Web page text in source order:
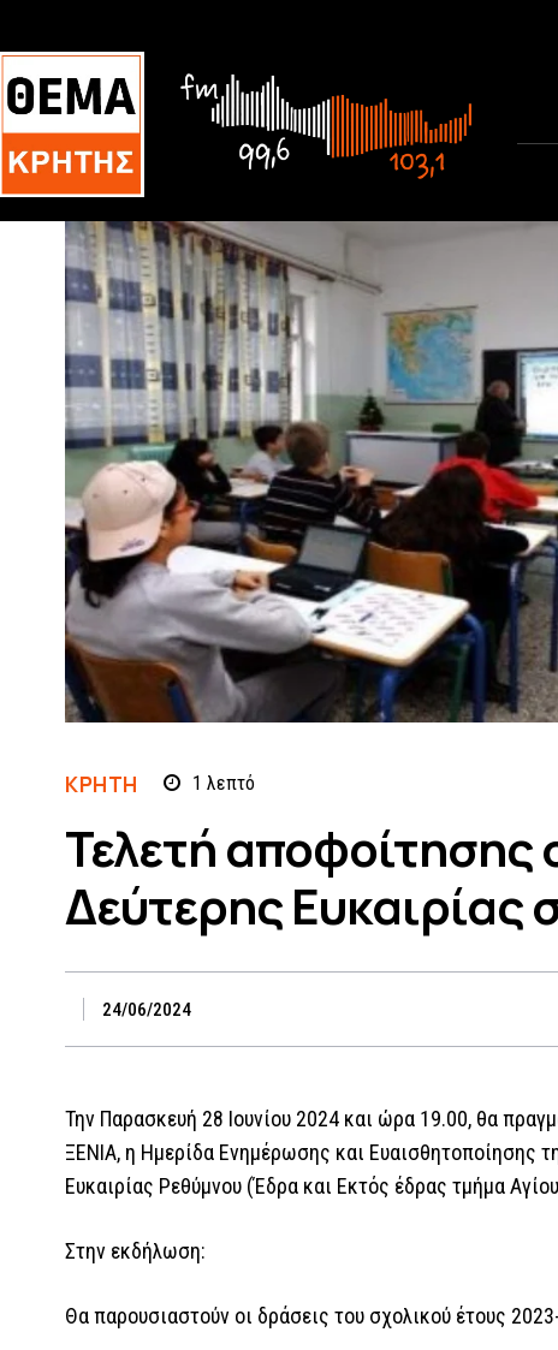
ΚΡΗΤΗ 1 λεπτό
Τελετή αποφοίτησης
Δεύτερης Ευκαιρίας
24/06/2024
Την Παρασκευή 28 Ιουνίου 2024 και ώρα 19.00, θα
ΞΕΝΙΑ, η Ημερίδα Ενημέρωσης και Ευαισθητοποίησης
Ευκαιρίας Ρεθύμνου (Έδρα και Εκτός έδρας τμήμα
Στην εκδήλωση:
Θα παρουσιαστούν οι δράσεις του σχολικού έτους